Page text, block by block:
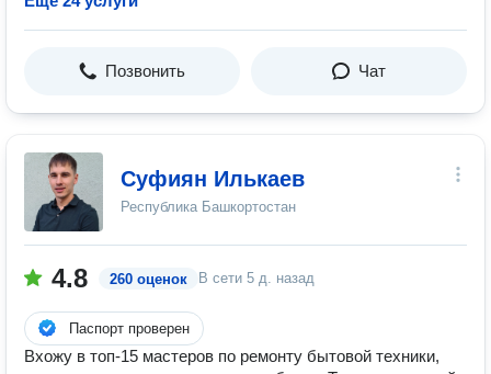
Позвонить Чат
Суфиян Илькаев
Республика Башкортостан
4.8 260 оценок В сети 5 д. назад
Паспорт проверен
Вхожу в топ-15 мастеров по ремонту бытовой техники,